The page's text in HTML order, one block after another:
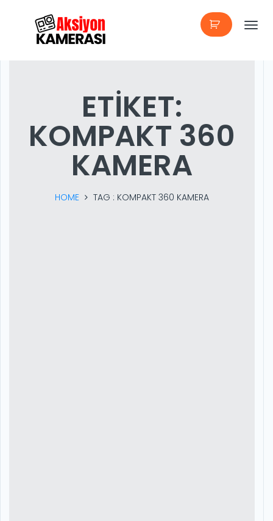
T
ETIKET:
KOMPAKT 360
KAMERA
HOME TAG : KOMPAKT 360 KAMERA